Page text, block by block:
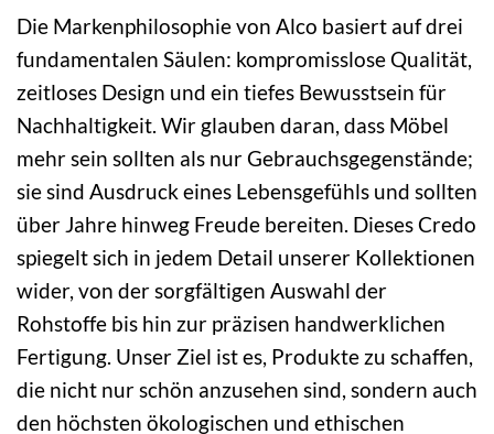
Die Markenphilosophie von Alco basiert auf drei
fundamentalen Säulen: kompromisslose Qualität,
zeitloses Design und ein tiefes Bewusstsein für
Nachhaltigkeit. Wir glauben daran, dass Möbel
mehr sein sollten als nur Gebrauchsgegenstände;
sie sind Ausdruck eines Lebensgefühls und sollten
über Jahre hinweg Freude bereiten. Dieses Credo
spiegelt sich in jedem Detail unserer Kollektionen
wider, von der sorgfältigen Auswahl der
Rohstoffe bis hin zur präzisen handwerklichen
Fertigung. Unser Ziel ist es, Produkte zu schaffen,
die nicht nur schön anzusehen sind, sondern auch
den höchsten ökologischen und ethischen